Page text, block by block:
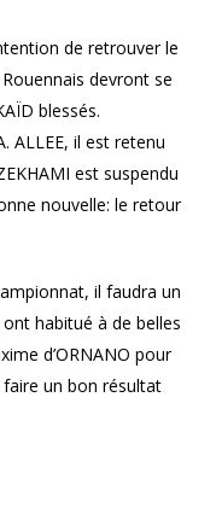
de retrouver le
devront se
blessés.
ALLEE, il est retenu
est suspendu
nouvelle: le retour
il faudra un
habitué à de belles
d’ORNANO pour
faire un bon résultat